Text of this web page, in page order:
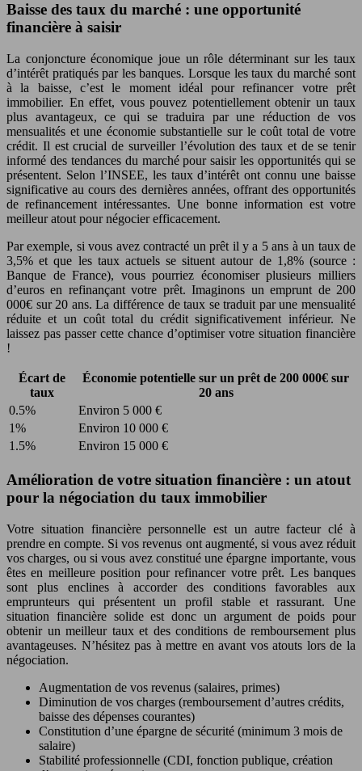
Baisse des taux du marché : une opportunité
financière à saisir
La conjoncture économique joue un rôle déterminant sur les taux
d’intérêt pratiqués par les banques. Lorsque les taux du marché sont
à la baisse, c’est le moment idéal pour refinancer votre prêt
immobilier. En effet, vous pouvez potentiellement obtenir un taux
plus avantageux, ce qui se traduira par une réduction de vos
mensualités et une économie substantielle sur le coût total de votre
crédit. Il est crucial de surveiller l’évolution des taux et de se tenir
informé des tendances du marché pour saisir les opportunités qui se
présentent. Selon l’INSEE, les taux d’intérêt ont connu une baisse
significative au cours des dernières années, offrant des opportunités
de refinancement intéressantes. Une bonne information est votre
meilleur atout pour négocier efficacement.
Par exemple, si vous avez contracté un prêt il y a 5 ans à un taux de
3,5% et que les taux actuels se situent autour de 1,8% (source :
Banque de France), vous pourriez économiser plusieurs milliers
d’euros en refinançant votre prêt. Imaginons un emprunt de 200
000€ sur 20 ans. La différence de taux se traduit par une mensualité
réduite et un coût total du crédit significativement inférieur. Ne
laissez pas passer cette chance d’optimiser votre situation financière
!
Écart de
taux
Économie potentielle sur un prêt de 200 000€ sur
20 ans
0.5%
Environ 5 000 €
1%
Environ 10 000 €
1.5%
Environ 15 000 €
Amélioration de votre situation financière : un atout
pour la négociation du taux immobilier
Votre situation financière personnelle est un autre facteur clé à
prendre en compte. Si vos revenus ont augmenté, si vous avez réduit
vos charges, ou si vous avez constitué une épargne importante, vous
êtes en meilleure position pour refinancer votre prêt. Les banques
sont plus enclines à accorder des conditions favorables aux
emprunteurs qui présentent un profil stable et rassurant. Une
situation financière solide est donc un argument de poids pour
obtenir un meilleur taux et des conditions de remboursement plus
avantageuses. N’hésitez pas à mettre en avant vos atouts lors de la
négociation.
Augmentation de vos revenus (salaires, primes)
Diminution de vos charges (remboursement d’autres crédits,
baisse des dépenses courantes)
Constitution d’une épargne de sécurité (minimum 3 mois de
salaire)
Stabilité professionnelle (CDI, fonction publique, création